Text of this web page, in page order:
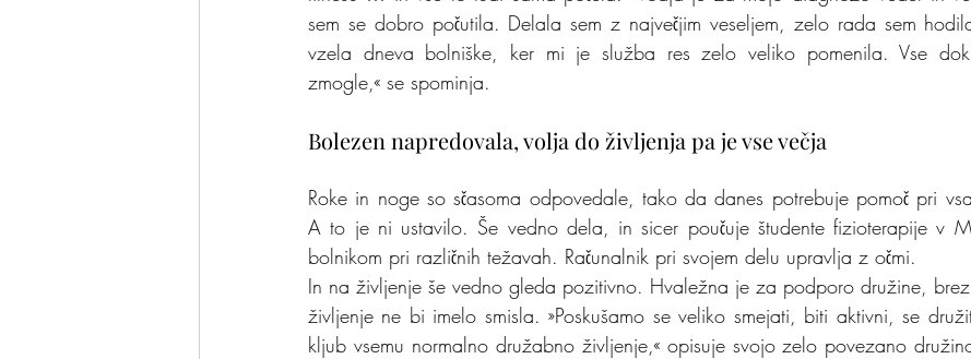
sem se dobro počutila. Delala sem z največjim veseljem, zelo rada sem
vzela dneva bolniške, ker mi je služba res zelo veliko pomenila. Vse
zmogle,« se spominja.
Bolezen napredovala, volja do življenja pa je vse večja
Roke in noge so sčasoma odpovedale, tako da danes potrebuje pomoč pri
A to je ni ustavilo. Še vedno dela, in sicer poučuje študente fizioterapije v
bolnikom pri različnih težavah. Računalnik pri svojem delu upravlja z očmi.
In na življenje še vedno gleda pozitivno. Hvaležna je za podporo družine,
življenje ne bi imelo smisla. »Poskušamo se veliko smejati, biti aktivni, se
kljub vsemu normalno družabno življenje,« opisuje svojo zelo povezano